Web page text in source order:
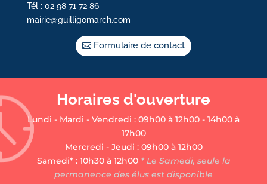
Tél : 02 98 71 72 86
mairie@guilligomarch.com
Formulaire de contact
Horaires d'ouverture
Lundi - Mardi - Vendredi : 09h00 à 12h00 - 14h00 à
17h00
Mercredi - Jeudi : 09h00 à 12h00
Samedi* : 10h30 à 12h00* Le Samedi, seule la
permanence des élus est disponible